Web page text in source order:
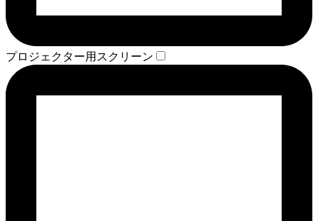
プロジェクター用スクリーン